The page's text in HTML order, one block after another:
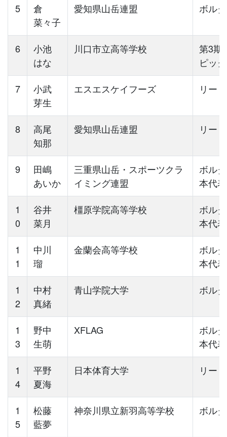
5
倉
菜々子
愛知県山岳連盟 ボル
6
小池
はな
川口市立高等学校
第3期
ピッ
7
小武
芽生
エスエスケイフーズ リー
8
高尾
知那
愛知県山岳連盟 リー
9
田嶋
あいか
三重県山岳・スポーツクラ
イミング連盟
ボル
本代表
1
0
谷井
菜月
橿原学院高等学校
ボル
本代表
1
1
中川
瑠
金蘭会高等学校
ボル
本代表
1
2
中村
真緒
青山学院大学 ボル
1
3
野中
生萌
XFLAG
ボル
本代表
1
4
平野
夏海
日本体育大学 リー
1
5
松藤
藍夢
神奈川県立新羽高等学校 ボル